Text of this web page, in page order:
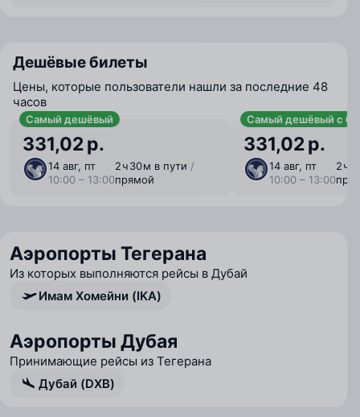
Дешёвые билеты
Цены, которые пользователи нашли за последние 48
часов
Самый дешёвый
331,02 р.
14 авг, пт
10:00 – 13:00
2 ⁠ч 30 ⁠м в пути /
прямой
Самый дешёвый с
331,02 р.
14 авг, пт
10:00 – 13:00
2 ⁠ч
Аэропорты Тегерана
Из которых выполняются рейсы в Дубай
Имам Хомейни (IKA)
Аэропорты Дубая
Принимающие рейсы из Тегерана
Дубай (DXB)